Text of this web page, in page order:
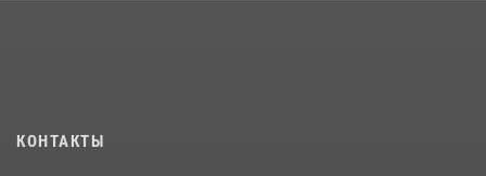
КОНТАКТЫ